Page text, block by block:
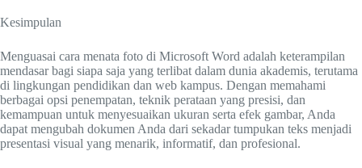
Kesimpulan
Menguasai cara menata foto di Microsoft Word adalah keterampilan
mendasar bagi siapa saja yang terlibat dalam dunia akademis, terutama
di lingkungan pendidikan dan web kampus. Dengan memahami
berbagai opsi penempatan, teknik perataan yang presisi, dan
kemampuan untuk menyesuaikan ukuran serta efek gambar, Anda
dapat mengubah dokumen Anda dari sekadar tumpukan teks menjadi
presentasi visual yang menarik, informatif, dan profesional.